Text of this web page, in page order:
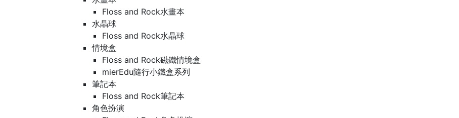
Floss and Rock水畫本
水晶球
Floss and Rock水晶球
情境盒
Floss and Rock磁鐵情境盒
mierEdu隨行小鐵盒系列
筆記本
Floss and Rock筆記本
角色扮演